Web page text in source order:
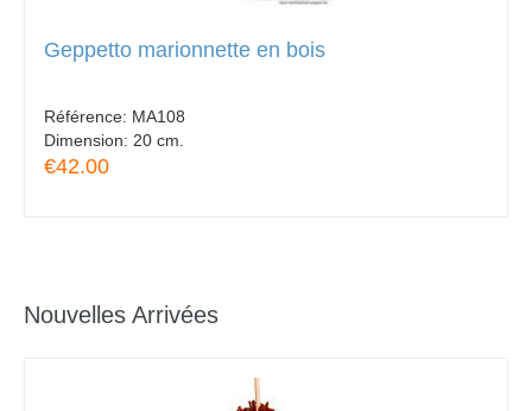
Geppetto marionnette en bois
Référence: MA108
Dimension: 20 cm.
€42.00
Nouvelles Arrivées